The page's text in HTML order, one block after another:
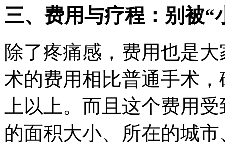
三、费用与疗程：别被“
除了疼痛感，费用也是
术的费用相比普通手术
上以上。而且这个费用
的面积大小、所在的城